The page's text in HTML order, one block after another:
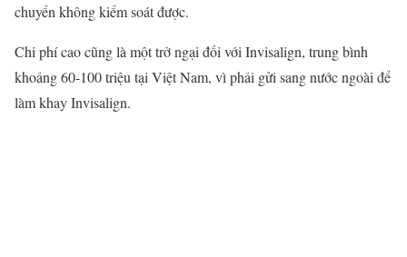
chuyển không kiểm soát được.
Chi phí cao cũng là một trở ngại đối với Invisalign, trung bình
khoảng 60-100 triệu tại Việt Nam, vì phải gửi sang nước ngoài để
làm khay Invisalign.